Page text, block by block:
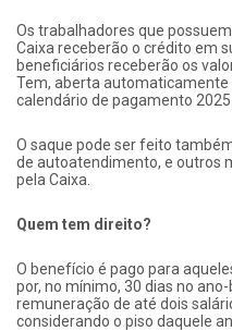
Os trabalhadores que
Caixa receberão o crédito em
beneficiários receberão os
Tem, aberta automaticamente
calendário de pagamento 2025.
O saque pode ser feito
de autoatendimento, e outros
pela Caixa.
Quem tem direito?
O benefício é pago para
por, no mínimo, 30 dias no
remuneração de até dois
considerando o piso daquele